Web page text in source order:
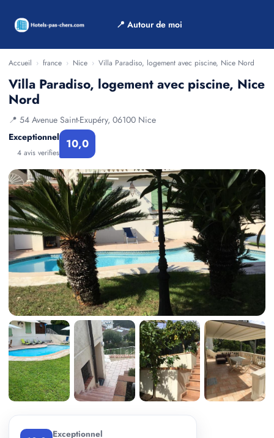
📍 Autour de moi
Accueil › france › Nice › Villa Paradiso, logement avec piscine, Nice Nord
Villa Paradiso, logement avec piscine, Nice
Nord
📍 54 Avenue Saint-Exupéry, 06100 Nice
Exceptionnel
4 avis verifies
10,0
Exceptionnel